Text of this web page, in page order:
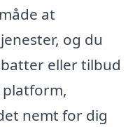
at
og du
eller tilbud
nemt for dig